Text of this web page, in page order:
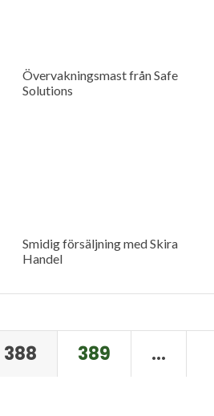
Övervakningsmast från Safe
Solutions
Smidig försäljning med Skira
Handel
388 389
…